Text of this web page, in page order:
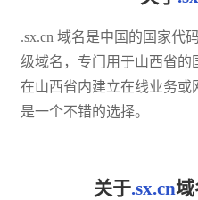
.sx.cn 域名是中国的国家代
级域名，专门用于山西省的
在山西省内建立在线业务或
是一个不错的选择。
关于.sx.cn域